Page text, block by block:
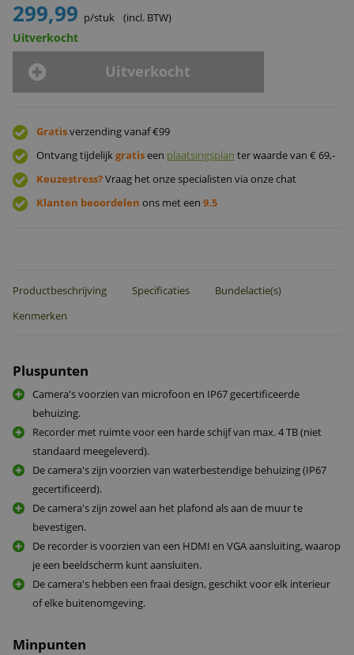
299,99 p/stuk (incl. BTW)
Uitverkocht
Uitverkocht
Gratisverzending vanaf €99
Ontvang tijdelijkgratiseen plaatsingsplan ter waarde van € 69,-
Keuzestress?Vraag het onze specialisten via onze chat
Klanten beoordelen ons met een 9.5
Productbeschrijving Specificaties
Bundelactie(s)
Kenmerken
Pluspunten
Camera's voorzien van microfoon en IP67 gecertificeerde
behuizing.
Recorder met ruimte voor een harde schijf van max. 4 TB (niet
standaard meegeleverd).
De camera's zijn voorzien van waterbestendige behuizing (IP67
gecertificeerd).
De camera's zijn zowel aan het plafond als aan de muur te
bevestigen.
De recorder is voorzien van een HDMI en VGA aansluiting, waarop
je een beeldscherm kunt aansluiten.
De camera's hebben een fraai design, geschikt voor elk interieur
of elke buitenomgeving.
Minpunten